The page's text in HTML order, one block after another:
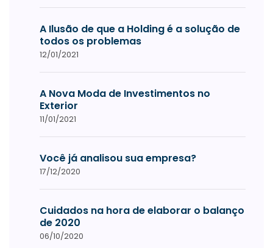
A Ilusão de que a Holding é a solução de
todos os problemas
12/01/2021
A Nova Moda de Investimentos no
Exterior
11/01/2021
Você já analisou sua empresa?
17/12/2020
Cuidados na hora de elaborar o balanço
de 2020
06/10/2020